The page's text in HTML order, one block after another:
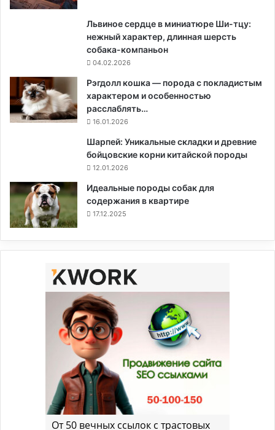
Львиное сердце в миниатюре Ши-тцу:
нежный характер, длинная шерсть
собака-компаньон
04.02.2026
Рэгдолл кошка — порода с покладистым
характером и особенностью
расслаблять…
16.01.2026
Шарпей: Уникальные складки и древние
бойцовские корни китайской породы
12.01.2026
Идеальные породы собак для
содержания в квартире
17.12.2025